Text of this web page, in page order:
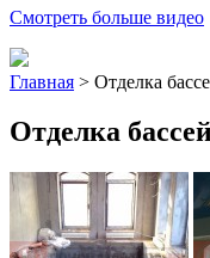
Смотреть больше видео
Главная > Отделка
Отделка